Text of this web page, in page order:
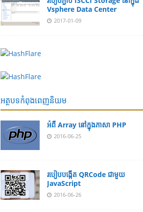
Vsphere Data Center
2017-01-09
អត្ថបទកំពុងពេញនិយម
អំពី Array នៅ​​ក្នុង​ភា​សា PHP
2016-06-25
របៀប​បង្កើត​ QRCode ជាមួយ
JavaScript
2016-06-26